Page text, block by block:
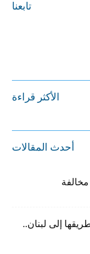
تابعنا
الأكثر قراءة
أحدث المقالات
إلى لبنان..